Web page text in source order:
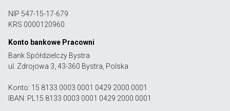
NIP 547-15-17-679
KRS 0000120960
Konto bankowe Pracowni
Bank Spółdzielczy Bystra
ul. Zdrojowa 3, 43-360 Bystra, Polska
Konto: 15 8133 0003 0001 0429 2000 0001
IBAN: PL15 8133 0003 0001 0429 2000 0001